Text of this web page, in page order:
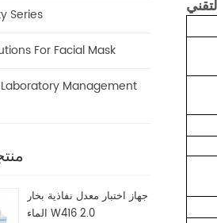
Series
For Facial Mask
Laboratory Management
جهاز اختبار معدل نفاذية بخار
الماء W416 2.0